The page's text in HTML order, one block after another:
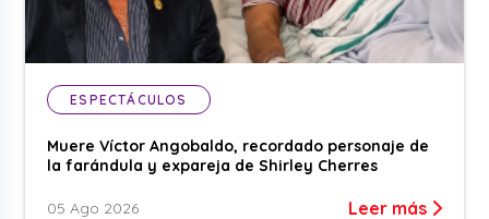
ESPECTÁCULOS
Muere Víctor Angobaldo, recordado personaje de
la farándula y expareja de Shirley Cherres
05 Ago 2026 Leer más